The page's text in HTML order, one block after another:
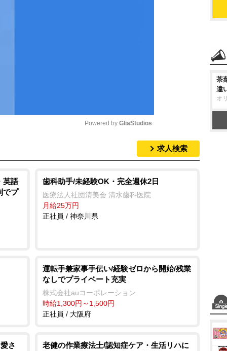
e
Powered by GliaStudios
求人検索
英語
でプ
歯科助手/未経験OK・完全週休2日
医療法人社団清美会 清水歯科医院
月給25万円
正社員 / 神奈川県
運転手兼家事手伝い/経験ゼロから開始/残業
なしでプライベート充実
株式会社auコーポレーション
時給1,300円～1,500円
正社員 / 大阪府
さ
老健の作業療法士/認知症ケア・生活リハに
茶
違
オ